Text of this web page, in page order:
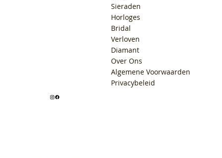
Sieraden
Horloges
Bridal
Verloven
Diamant
Over Ons
Algemene Voorwaarden
Privacybeleid